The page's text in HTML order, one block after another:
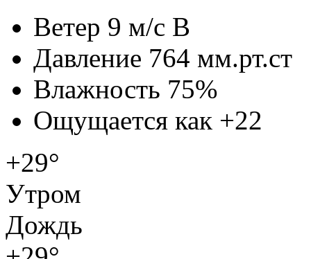
Ветер 9 м/с В
Давление 764 мм.рт.ст
Влажность 75%
Ощущается как +22
+29°
Утром
Дождь